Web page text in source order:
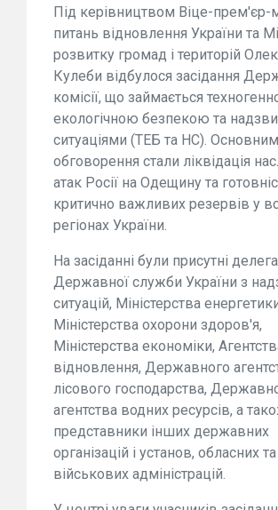
Під керівництвом Віце-прем'єр-
питань відновлення України та
розвитку громад і територій
Кулеби відбулося засідання
комісії, що займається
екологічною безпекою та
ситуаціями (ТЕБ та НС).
обговорення стали ліквідація
атак Росії на Одещину та
критично важливих резервів у
регіонах України.
На засіданні були присутні
Державної служби України з
ситуацій, Міністерства
Міністерства охорони здоров'я,
Міністерства економіки,
відновлення, Державного
лісового господарства,
агентства водних ресурсів, а
представники інших державних
організацій і установ, обласних
військових адміністрацій.